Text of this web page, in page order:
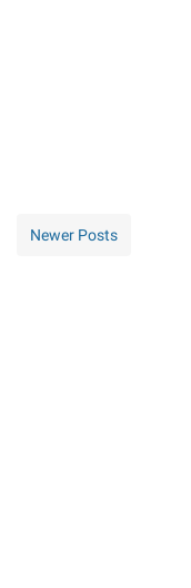
Newer Posts